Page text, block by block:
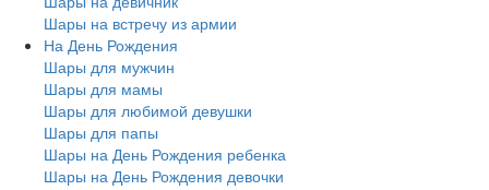
Шары на встречу из армии
На День Рождения
Шары для мужчин
Шары для мамы
Шары для любимой девушки
Шары для папы
Шары на День Рождения ребенка
Шары на День Рождения девочки